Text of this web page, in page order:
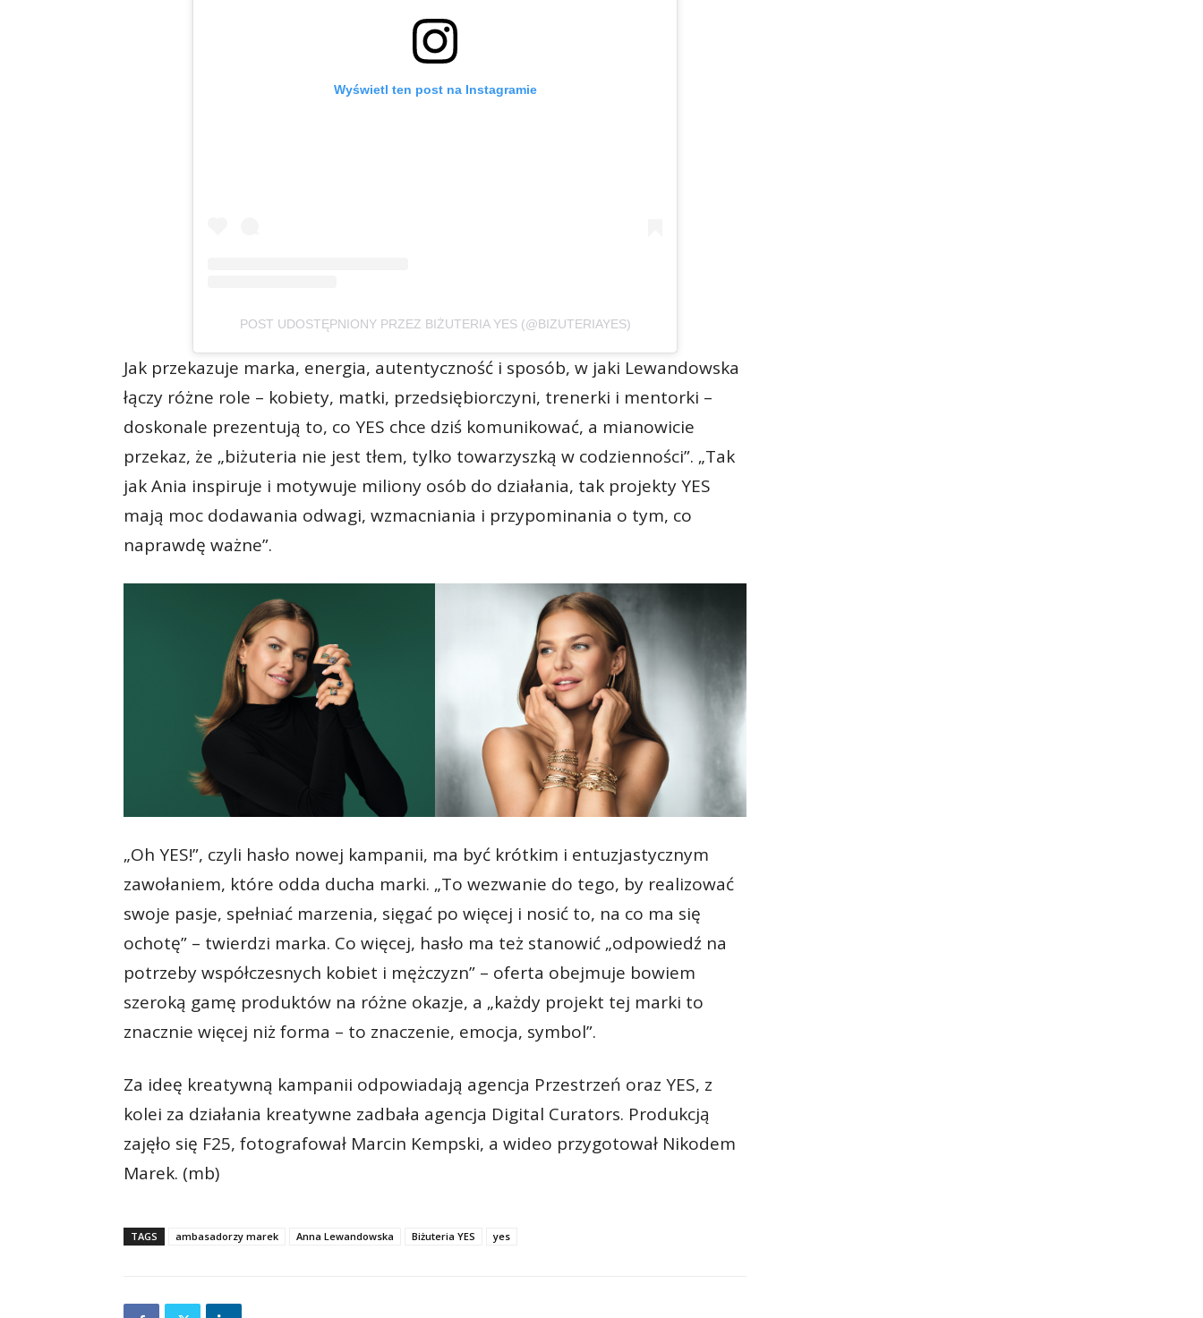
Wyświetl ten post na Instagramie
POST UDOSTĘPNIONY PRZEZ BIŻUTERIA YES (@BIZUTERIAYES)
Jak przekazuje marka, energia, autentyczność i sposób, w jaki Lewandowska
łączy różne role – kobiety, matki, przedsiębiorczyni, trenerki i mentorki –
doskonale prezentują to, co YES chce dziś komunikować, a mianowicie
przekaz, że „biżuteria nie jest tłem, tylko towarzyszką w codzienności”. „Tak
jak Ania inspiruje i motywuje miliony osób do działania, tak projekty YES
mają moc dodawania odwagi, wzmacniania i przypominania o tym, co
naprawdę ważne”.
„Oh YES!”, czyli hasło nowej kampanii, ma być krótkim i entuzjastycznym
zawołaniem, które odda ducha marki. „To wezwanie do tego, by realizować
swoje pasje, spełniać marzenia, sięgać po więcej i nosić to, na co ma się
ochotę” – twierdzi marka. Co więcej, hasło ma też stanowić „odpowiedź na
potrzeby współczesnych kobiet i mężczyzn” – oferta obejmuje bowiem
szeroką gamę produktów na różne okazje, a „każdy projekt tej marki to
znacznie więcej niż forma – to znaczenie, emocja, symbol”.
Za ideę kreatywną kampanii odpowiadają agencja Przestrzeń oraz YES, z
kolei za działania kreatywne zadbała agencja Digital Curators. Produkcją
zajęło się F25, fotografował Marcin Kempski, a wideo przygotował Nikodem
Marek. (mb)
TAGS ambasadorzy marek Anna Lewandowska Biżuteria YES yes